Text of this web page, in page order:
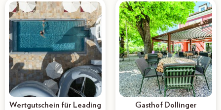
Wertgutschein für Leading
Gasthof Dollinger